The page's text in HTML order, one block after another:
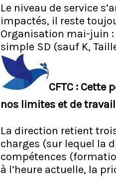
Le niveau de service
impactés, il reste
Organisation mai-juin :
simple SD (sauf K,
CFTC :
nos limites et de
La direction retient
charges (sur lequel la
compétences
à l’heure actuelle, la